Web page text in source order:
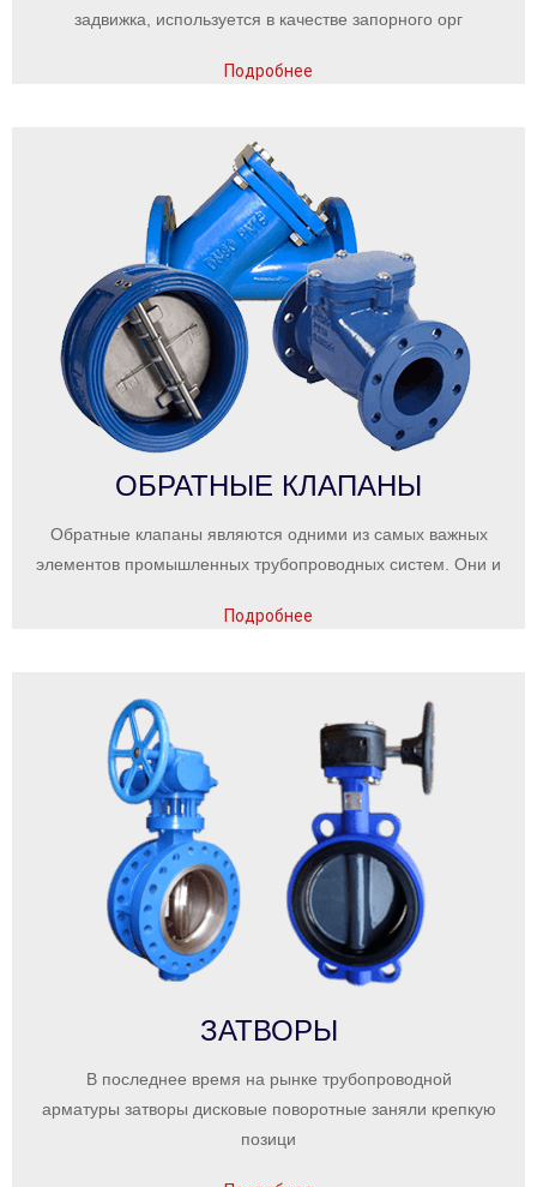
задвижка, используется в качестве запорного орг
Подробнее
ОБРАТНЫЕ КЛАПАНЫ
Обратные клапаны являются одними из самых важных
элементов промышленных трубопроводных систем. Они и
Подробнее
ЗАТВОРЫ
В последнее время на рынке трубопроводной
арматуры затворы дисковые поворотные заняли крепкую
позици